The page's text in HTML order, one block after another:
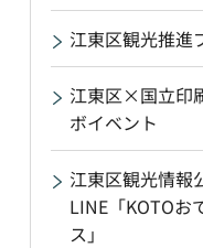
江東区観光推進
江東区×国立
ボイベント
江東区観光情報
LINE「KOTOお
ス」